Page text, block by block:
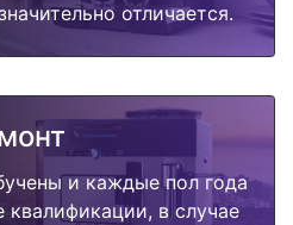
отличается.
и каждые пол года
в случае